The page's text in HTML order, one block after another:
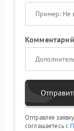
Отправляя
соглашаетесь с